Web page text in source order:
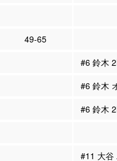
49-65
#6 鈴木
#6 鈴木
#6 鈴木
#11 大谷